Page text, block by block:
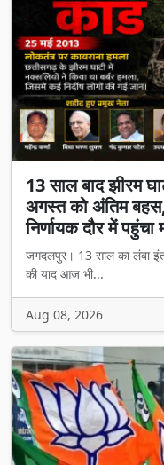
13 साल बाद झीरम
अगस्त को अंतिम बहस,
निर्णायक दौर में पहुंचा
जगदलपुर। 13 साल का लंबा
की याद आज भी...
Aug 08, 2026